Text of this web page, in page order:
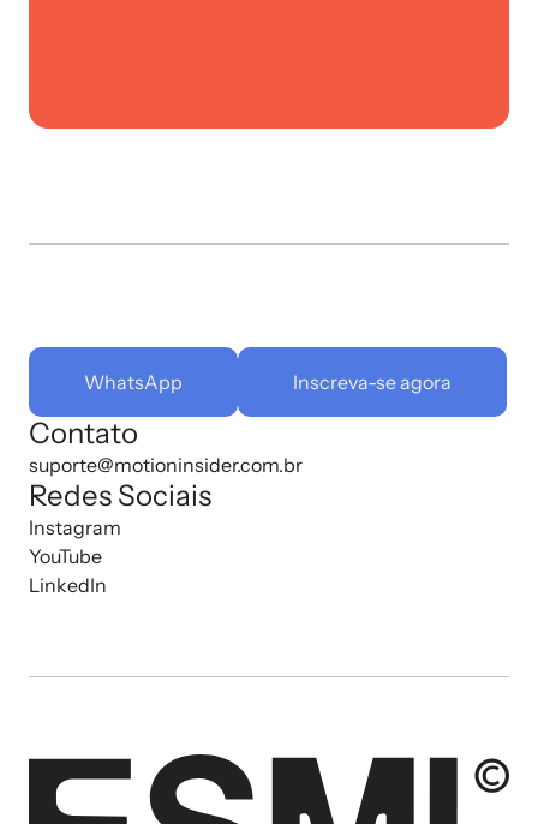
WhatsApp Inscreva-se agora
Contato
suporte@motioninsider.com.br
Redes Sociais
Instagram
YouTube
LinkedIn